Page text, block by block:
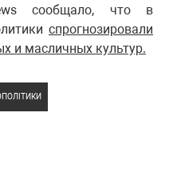
сообщало, что в
спрогнозировали
и масличных культур.